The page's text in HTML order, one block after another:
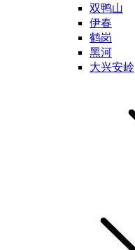
双鸭山
伊春
鹤岗
黑河
大兴安岭